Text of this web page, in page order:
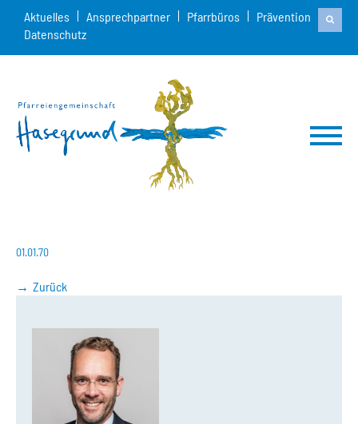
Aktuelles Ansprechpartner Pfarrbüros
Prävention
Datenschutz
01.01.70
Zurück